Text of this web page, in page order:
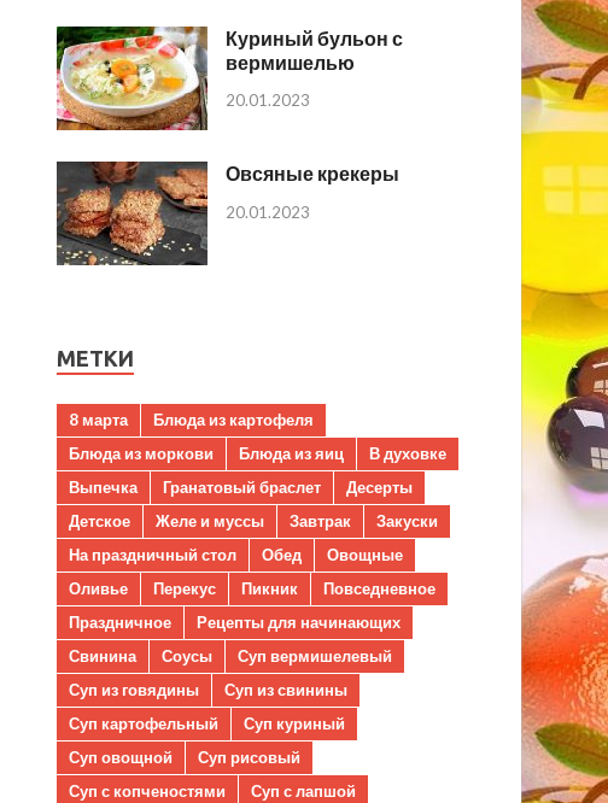
Куриный бульон с
вермишелью
20.01.2023
Овсяные крекеры
20.01.2023
МЕТКИ
8 марта
Блюда из картофеля
Блюда из моркови
Блюда из яиц
В духовке
Выпечка
Гранатовый браслет
Десерты
Детское
Желе и муссы Завтрак
Закуски
На праздничный стол
Обед
Овощные
Оливье
Перекус Пикник
Повседневное
Праздничное
Рецепты для начинающих
Свинина
Соусы
Суп вермишелевый
Суп из говядины
Суп из свинины
Суп картофельный
Суп куриный
Суп овощной
Суп рисовый
Суп с копченостями
Суп с лапшой